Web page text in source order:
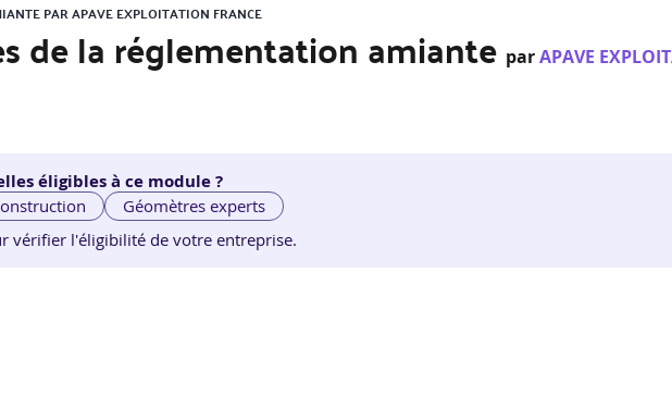
PAR APAVE EXPLOITATION FRANCE
de la réglementation amiante parAPAVE
éligibles à ce module ?
Géomètres experts
vérifier l'éligibilité de votre entreprise.